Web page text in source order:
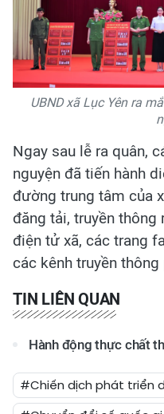
UBND xã Lục Yên ra
Ngay sau lễ ra quân,
nguyện đã tiến hành
đường trung tâm của
đăng tải, truyền
điện tử xã, các trang
các kênh truyền thông
TIN LIÊN QUAN
Hành động thực chất
#Chiến dịch phát triển